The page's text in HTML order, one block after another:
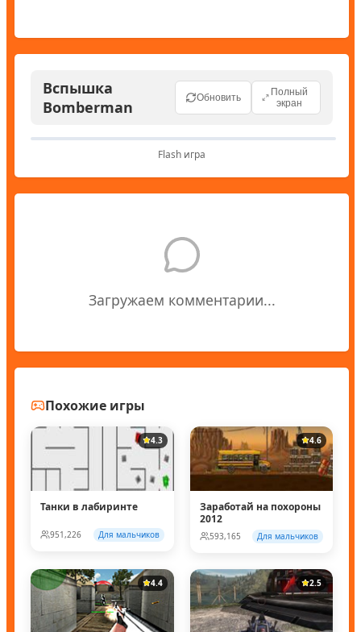
Вспышка
Bomberman
Обновить
Полный
экран
Flash игра
Загружаем комментарии...
Похожие игры
4.3
Танки в лабиринте
951,226 Для мальчиков
4.6
Заработай на похороны
2012
593,165 Для мальчиков
4.4 2.5